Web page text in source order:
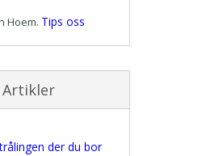
Hoem. Tips oss
der du bor